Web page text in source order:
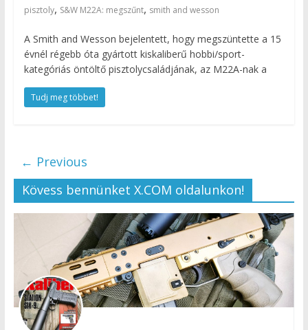
pisztoly, S&W M22A: megszűnt, smith and wesson
A Smith and Wesson bejelentett, hogy megszüntette a 15
évnél régebb óta gyártott kiskaliberű hobbi/sport-
kategóriás öntöltő pisztolycsaládjának, az M22A-nak a
Tudj meg többet!
← Previous
Kövess bennünket X.COM oldalunkon!